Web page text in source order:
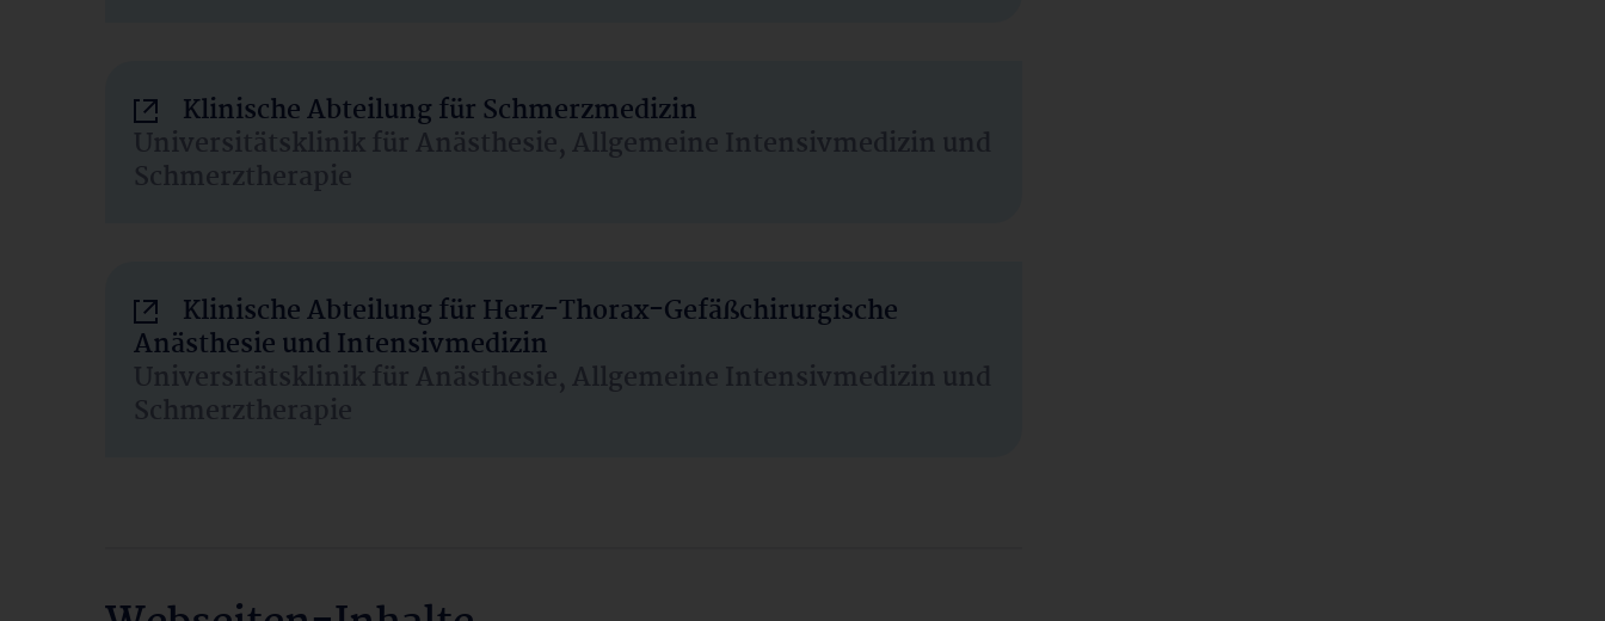
Klinische Abteilung für Schmerzmedizin
Universitätsklinik für Anästhesie, Allgemeine Intensivmedizin und
Schmerztherapie
Klinische Abteilung für Herz-Thorax-Gefäßchirurgische
Anästhesie und Intensivmedizin
Universitätsklinik für Anästhesie, Allgemeine Intensivmedizin und
Schmerztherapie